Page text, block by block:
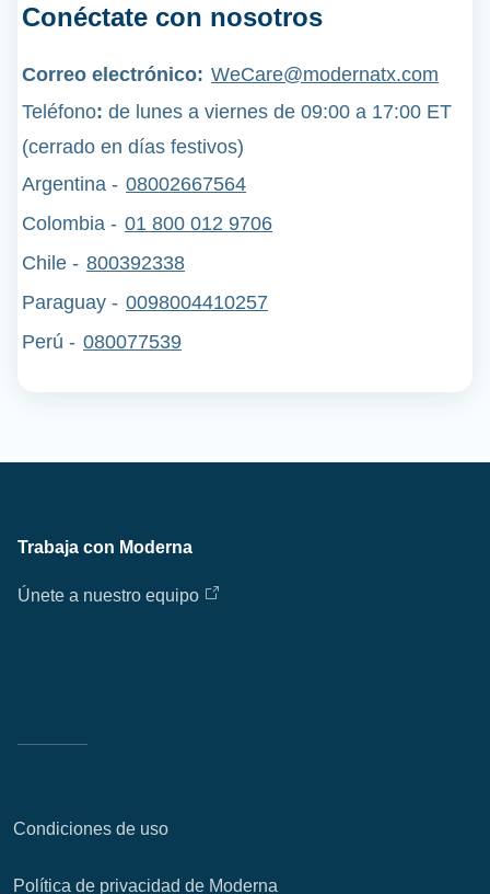
Conéctate con nosotros
Correo electrónico: WeCare@modernatx.com
Teléfono: de lunes a viernes de 09:00 a 17:00 ET
(cerrado en días festivos)
Argentina - 08002667564
Colombia - 01 800 012 9706
Chile - 800392338
Paraguay - 0098004410257
Perú - 080077539
Trabaja con Moderna
Únete a nuestro equipo
Condiciones de uso
Política de privacidad de Moderna